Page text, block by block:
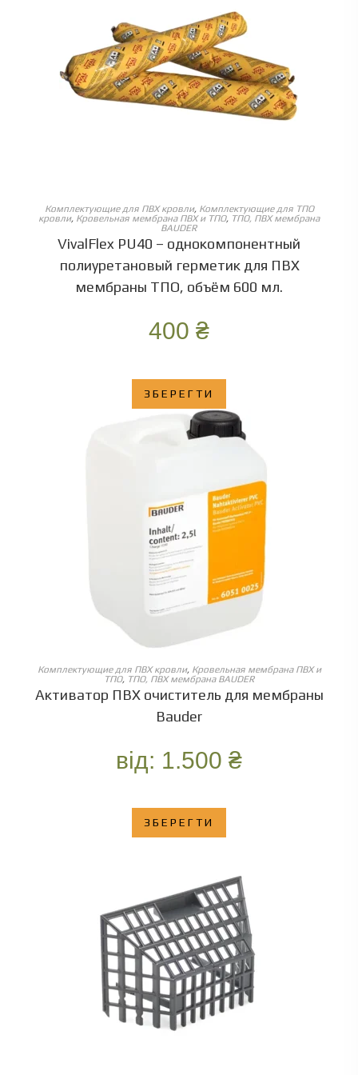
ОБЕРІТЬ ОПЦІЇ
Комплектующие для ПВХ кровли, Комплектующие для ТПО
кровли, Кровельная мембрана ПВХ и ТПО, ТПО, ПВХ мембрана
BAUDER
VivalFlex PU40 – однокомпонентный
полиуретановый герметик для ПВХ
мембраны ТПО, объём 600 мл.
400 ₴
ЗБЕРЕГТИ
ОБЕРІТЬ ОПЦІЇ
Комплектующие для ПВХ кровли, Кровельная мембрана ПВХ и
ТПО, ТПО, ПВХ мембрана BAUDER
Активатор ПВХ очиститель для мембраны
Bauder
від: 1.500 ₴
ЗБЕРЕГТИ